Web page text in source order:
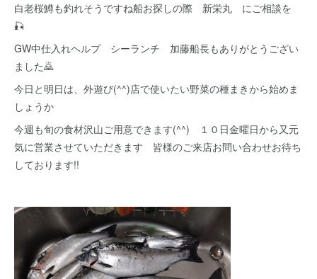
白老桜鱒も釣れそうですね船お探しの際 新栄丸 にご相談を
🎣
GW中仕入れヘルプ シーランチ 加藤船長もありがとうござい
ました🙇
今日と明日は、外遊び(^^)店で使いたい野菜の種まきから始めま
しょうか
今週も旬の食材沢山ご用意できます(^^) １０日金曜日から又元
気に営業させていただきます 皆様のご来店お問い合わせお待ち
しております!!